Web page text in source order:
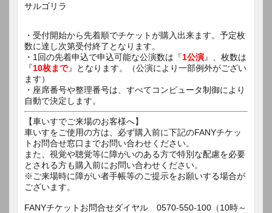
サルゴリラ
・受付開始から先着順でチケットが購入出来ます。予定枚
数に達し次第受付終了となります。
・1回の先着申込で申込可能な公演数は『1公演』、枚数は
『10枚まで』となります。（公演により一部例外がござい
ます）
・座席番号や整理番号は、すべてコンピュータ制御により
自動で決定します。
【車いすでご来場のお客様へ】
車いすをご使用の方は、必ず購入前に下記のFANYチケッ
トお問合せ窓口までお問い合わせください。
また、視覚や聴覚等に障がいのある方で特別な配慮を必要
とされる方も購入前にお問い合わせください。
※ご来場時に障がい者手帳等のご提示をお願いする場合が
ございます。
FANYチケットお問合せダイヤル 0570-550-100（10時～